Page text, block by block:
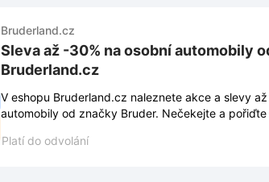
Bruderland.cz
Sleva až -30% na osobní automobily
Bruderland.cz
V eshopu Bruderland.cz naleznete akce a slevy
automobily od značky Bruder. Nečekejte a
Platí do odvolání